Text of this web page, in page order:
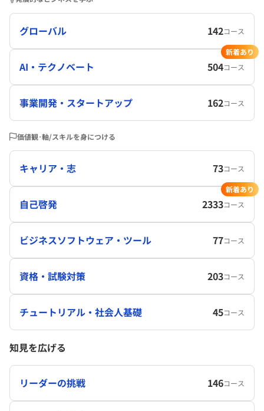
グローバル 142コース
AI・テクノベート 504コース
新着あり
事業開発・スタートアップ 162コース
価値観･軸/スキルを身につける
キャリア・志 73コース
自己啓発 2333コース
新着あり
ビジネスソフトウェア・ツール 77コース
資格・試験対策 203コース
チュートリアル・社会人基礎 45コース
知見を広げる
リーダーの挑戦 146コース